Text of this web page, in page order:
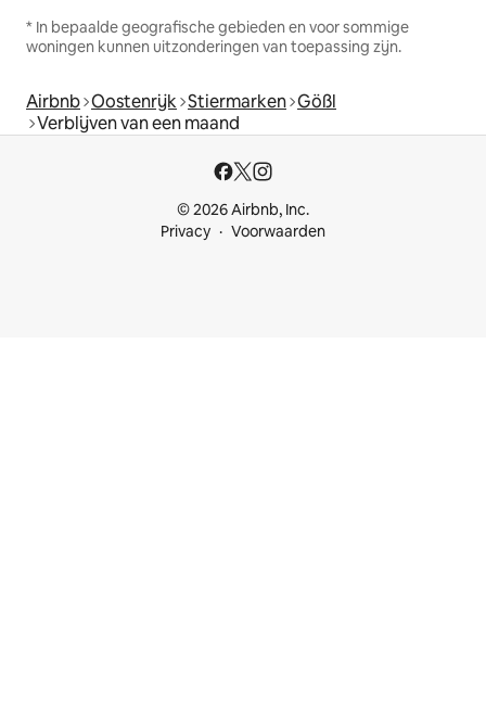
* In bepaalde geografische gebieden en voor sommige
woningen kunnen uitzonderingen van toepassing zijn.
Airbnb Oostenrijk Stiermarken Gößl
Verblijven van een maand
© 2026 Airbnb, Inc.
Privacy
Voorwaarden